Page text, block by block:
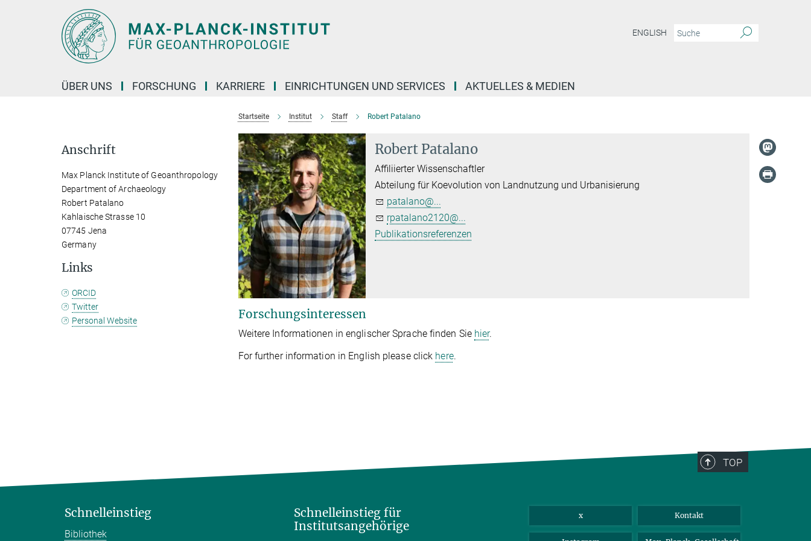
ENGLISH
ÜBER UNS FORSCHUNG KARRIERE EINRICHTUNGEN UND SERVICES AKTUELLES & MEDIEN
Startseite Institut Staff Robert Patalano
Robert Patalano
Affiliierter Wissenschaftler
Abteilung für Koevolution von Landnutzung und Urbanisierung
patalano@...
rpatalano2120@...
Publikationsreferenzen
Forschungsinteressen
Weitere Informationen in englischer Sprache finden Sie hier.
For further information in English please click here.
Anschrift
Max Planck Institute of Geoanthropology
Department of Archaeology
Robert Patalano
Kahlaische Strasse 10
07745 Jena
Germany
Links
ORCID
Twitter
Personal Website
TOP
Schnelleinstieg
Bibliothek
Schnelleinstieg für
Institutsangehörige
x Kontakt